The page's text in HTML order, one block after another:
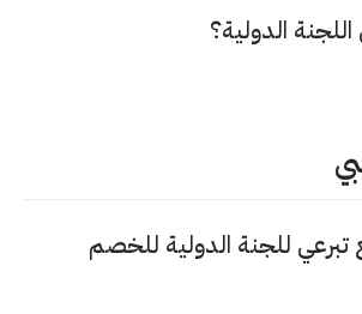
الدولية؟
للجنة الدولية للخصم